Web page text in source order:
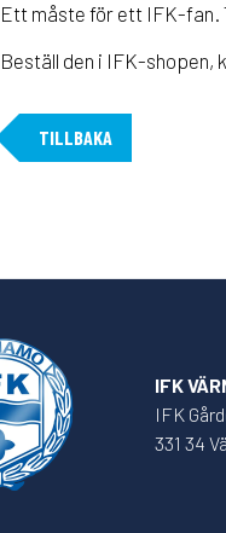
Ett måste för ett IFK-fan.
Beställ den i IFK-shopen,
TILLBAKA
IFK
IFK
331 34